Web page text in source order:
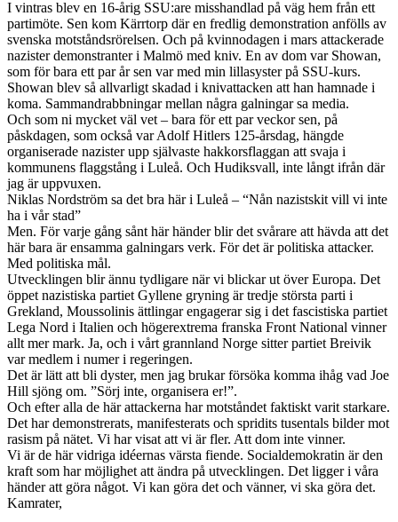
I vintras blev en 16-årig SSU:are misshandlad på väg hem från ett
partimöte. Sen kom Kärrtorp där en fredlig demonstration anfölls av
svenska motståndsrörelsen. Och på kvinnodagen i mars attackerade
nazister demonstranter i Malmö med kniv. En av dom var Showan,
som för bara ett par år sen var med min lillasyster på SSU-kurs.
Showan blev så allvarligt skadad i knivattacken att han hamnade i
koma. Sammandrabbningar mellan några galningar sa media.
Och som ni mycket väl vet – bara för ett par veckor sen, på
påskdagen, som också var Adolf Hitlers 125-årsdag, hängde
organiserade nazister upp självaste hakkorsflaggan att svaja i
kommunens flaggstång i Luleå. Och Hudiksvall, inte långt ifrån där
jag är uppvuxen.
Niklas Nordström sa det bra här i Luleå – “Nån nazistskit vill vi inte
ha i vår stad”
Men. För varje gång sånt här händer blir det svårare att hävda att det
här bara är ensamma galningars verk. För det är politiska attacker.
Med politiska mål.
Utvecklingen blir ännu tydligare när vi blickar ut över Europa. Det
öppet nazistiska partiet Gyllene gryning är tredje största parti i
Grekland, Moussolinis ättlingar engagerar sig i det fascistiska partiet
Lega Nord i Italien och högerextrema franska Front National vinner
allt mer mark. Ja, och i vårt grannland Norge sitter partiet Breivik
var medlem i numer i regeringen.
Det är lätt att bli dyster, men jag brukar försöka komma ihåg vad Joe
Hill sjöng om. ”Sörj inte, organisera er!”.
Och efter alla de här attackerna har motståndet faktiskt varit starkare.
Det har demonstrerats, manifesterats och spridits tusentals bilder mot
rasism på nätet. Vi har visat att vi är fler. Att dom inte vinner.
Vi är de här vidriga idéernas värsta fiende. Socialdemokratin är den
kraft som har möjlighet att ändra på utvecklingen. Det ligger i våra
händer att göra något. Vi kan göra det och vänner, vi ska göra det.
Kamrater,